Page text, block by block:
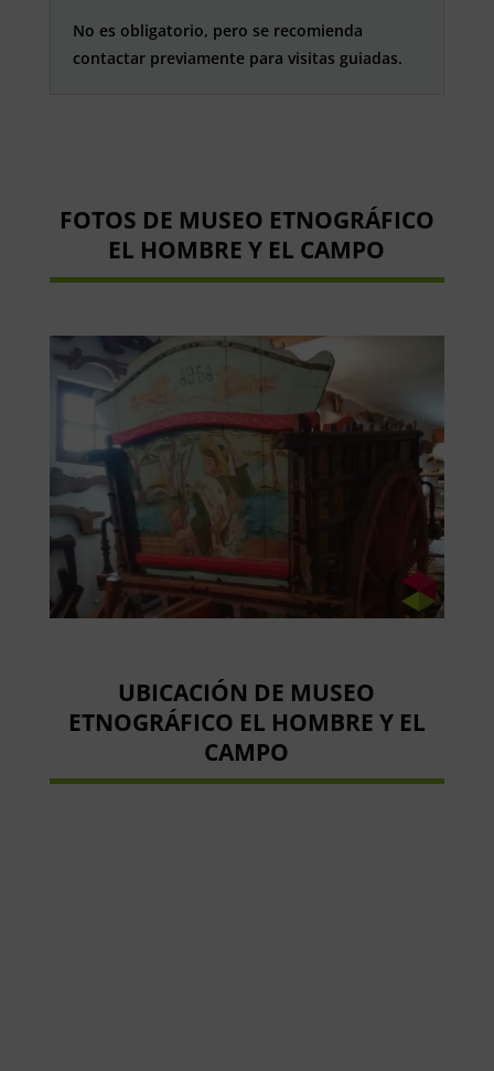
No es obligatorio, pero se recomienda
contactar previamente para visitas guiadas.
FOTOS DE MUSEO ETNOGRÁFICO
EL HOMBRE Y EL CAMPO
UBICACIÓN DE MUSEO
ETNOGRÁFICO EL HOMBRE Y EL
CAMPO